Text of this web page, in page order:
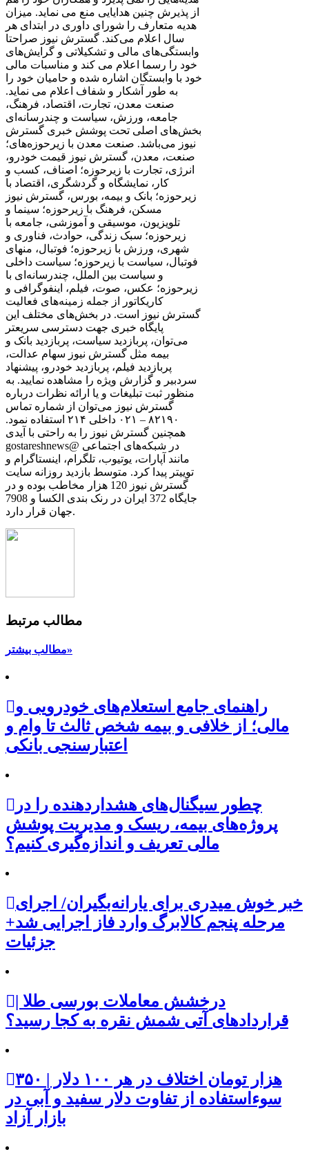
از پذیرش چنین هدایایی منع می نماید. میزان
هدیه متعارف را شورای داوری در ابتدای هر
سال اعلام می‌کند. گسترش نیوز صراحتا
وابستگی‌های مالی و تشکیلاتی و گرایش‌های
خود را رسما اعلام می کند و مناسبات مالی
خود با وابستگان اشاره شده و حامیان خود را
به ‌طور آشکار و شفاف اعلام می نماید.
صنعت معدن، تجارت، اقتصاد، فرهنگ،
جامعه، ورزش، سیاست و چندرسانه‌ای
بخش‌های اصلی تحت پوشش خبری گسترش
نیوز می‌باشد. صنعت معدن با زیرحوزه‌های؛
صنعت، معدن، گسترش نیوز قیمت خودرو،
انرژی، تجارت با زیرحوزه؛ اصناف، کسب و
کار، نمایشگاه و گردشگری، اقتصاد با
زیرحوزه؛ بانک و بیمه، بورس، گسترش نیوز
مسکن، فرهنگ با زیرحوزه؛ سینما و
تلویزیون، موسیقی و آموزشی، جامعه با
زیرحوزه؛ سبک زندگی، حوادث، فناوری و
شهری، ورزش با زیرحوزه؛ فوتبال، منهای
فوتبال، سیاست با زیرحوزه؛ سیاست داخلی
و سیاست بین الملل، چندرسانه‌ای با
زیرحوزه؛ عکس، صوت، فیلم، اینفوگرافی و
کاریکاتور از جمله زمینه‌های فعالیت
گسترش نیوز است. در بخش‌های مختلف این
پایگاه خبری جهت دسترسی سریعتر
می‌توان، پربازدید سیاست، پربازدید بانک و
بیمه مثل گسترش نیوز سهام عدالت،
پربازدید فیلم، پربازدید خودرو، پیشنهاد
سردبیر و گزارش ویژه را مشاهده نمایید. به
منظور ثبت تبلیغات و یا ارائه نظرات درباره
گسترش نیوز می‌توان از شماره تماس
۸۲۱۹۰ – ۰۲۱ داخلی ۲۱۴ استفاده نمود.
همچنین گسترش نیوز را به راحتی با آیدی
gostareshnews@ در شبکه‌های اجتماعی
مانند آپارات، یوتیوب، تلگرام، اینستاگرام و
توییتر پیدا کرد. متوسط بازدید روزانه سایت
گسترش نیوز 120 هزار مخاطب بوده و در
جایگاه 372 ایران در رنک بندی الکسا و 7908
جهان قرار دارد.
مطالب مرتبط
مطالب بیشتر»
راهنمای جامع استعلام‌های خودرویی و
مالی؛ از خلافی و بیمه شخص ثالث تا وام و
اعتبارسنجی بانکی
چطور سیگنال‌های هشداردهنده را در
پروژه‌های بیمه، ریسک و مدیریت پوشش
مالی تعریف و اندازه‌گیری کنیم؟
خبر خوش میدری برای یارانه‌بگیران/ اجرای
مرحله پنجم کالابرگ وارد فاز اجرایی شد+
جزئیات
درخشش معاملات بورسی طلا |
قراردادهای آتی شمش نقره به کجا رسید؟
۳۵۰ هزار تومان اختلاف در هر ۱۰۰ دلار |
سوءاستفاده از تفاوت دلار سفید و آبی در
بازار آزاد